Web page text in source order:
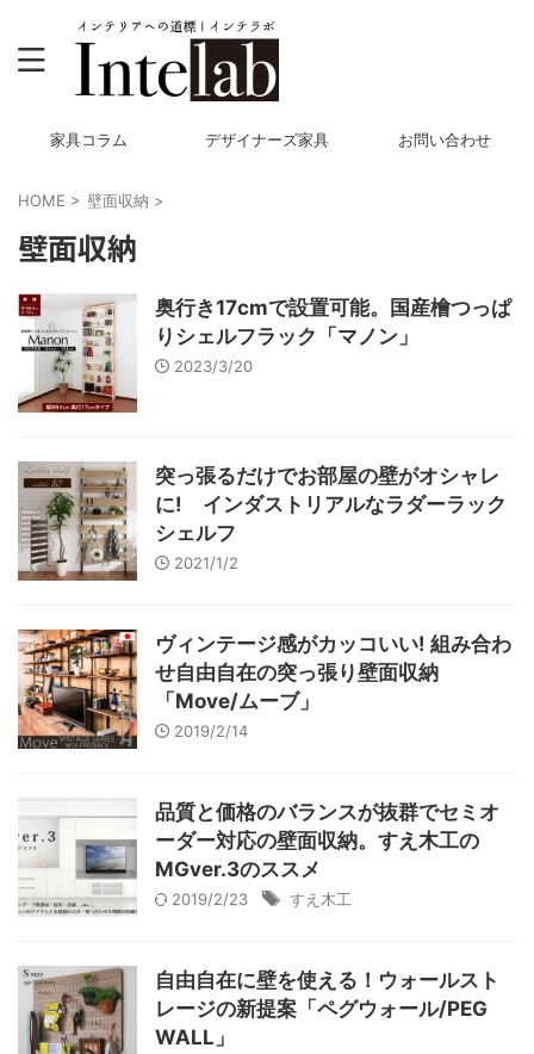
家具コラム デザイナーズ家具 お問い合わせ
HOME > 壁面収納 >
壁面収納
奥行き17cmで設置可能。国産檜つっぱ
りシェルフラック「マノン」
2023/3/20
突っ張るだけでお部屋の壁がオシャレ
に! インダストリアルなラダーラック
シェルフ
2021/1/2
ヴィンテージ感がカッコいい! 組み合わ
せ自由自在の突っ張り壁面収納
「Move/ムーブ」
2019/2/14
品質と価格のバランスが抜群でセミオ
ーダー対応の壁面収納。すえ木工の
MGver.3のススメ
2019/2/23 すえ木工
自由自在に壁を使える！ウォールスト
レージの新提案「ペグウォール/PEG
WALL」